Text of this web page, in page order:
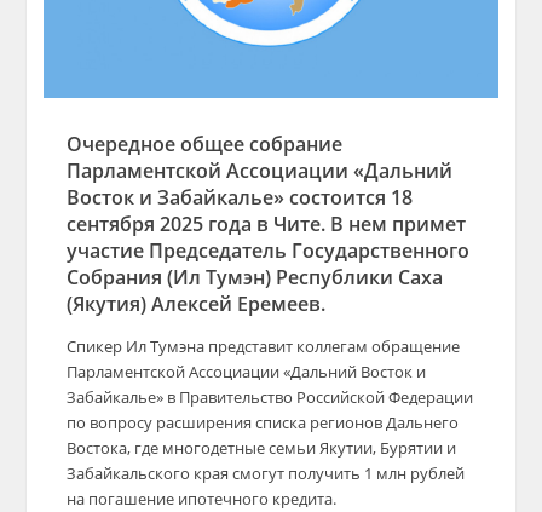
Очередное общее собрание
Парламентской Ассоциации «Дальний
Восток и Забайкалье» состоится 18
сентября2025 года в Чите. В нем примет
участие Председатель Государственного
Собрания (Ил Тумэн) Республики Саха
(Якутия) Алексей Еремеев.
Спикер Ил Тумэна представит коллегам обращение
Парламентской Ассоциации «Дальний Восток и
Забайкалье» в Правительство Российской Федерации
по вопросу расширения списка регионов Дальнего
Востока, где многодетные семьи Якутии, Бурятии и
Забайкальского края смогут получить 1 млн рублей
на погашение ипотечного кредита.